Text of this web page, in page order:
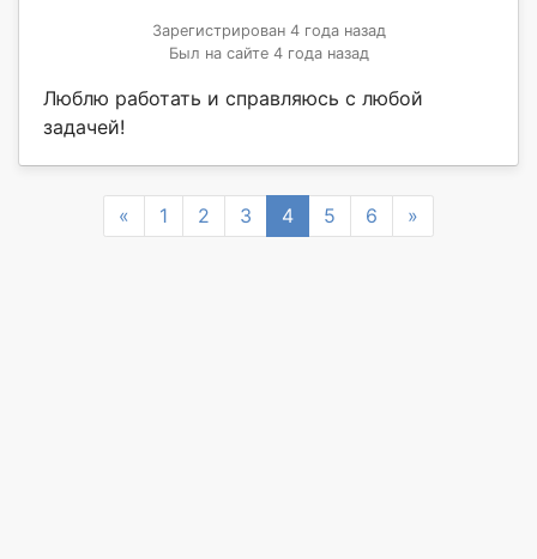
Зарегистрирован 4 года назад
Был на сайте 4 года назад
Люблю работать и справляюсь с любой
задачей!
« Previous
1 2 3 4 5 6 »